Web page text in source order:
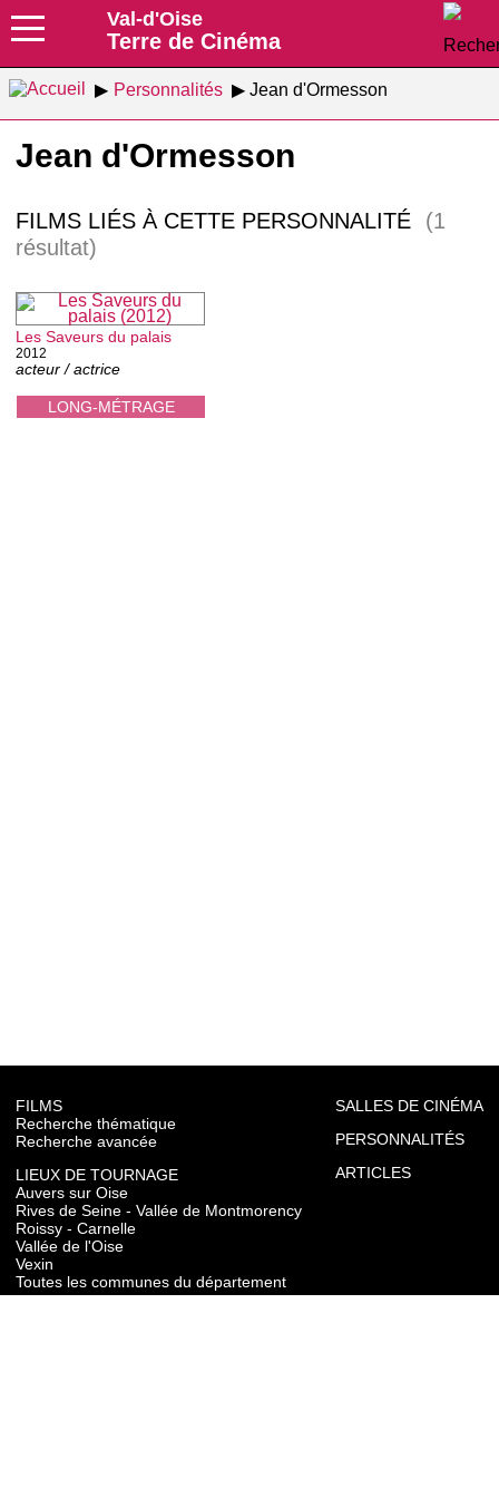
Val-d'Oise
Terre de Cinéma
Personnalités Jean d'Ormesson
Jean d'Ormesson
FILMS LIÉS À CETTE PERSONNALITÉ
(1
résultat)
LONG-MÉTRAGE
Les Saveurs du palais
2012
acteur / actrice
FILMS
Recherche thématique
Recherche avancée
LIEUX DE TOURNAGE
Auvers sur Oise
Rives de Seine - Vallée de Montmorency
Roissy - Carnelle
Vallée de l'Oise
Vexin
Toutes les communes du département
SALLES DE CINÉMA
PERSONNALITÉS
ARTICLES